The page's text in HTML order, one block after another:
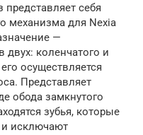
представляет себя
механизма для Nexia
—
двух: коленчатого и
осуществляется
Представляет
обода замкнутого
зубья, которые
и исключают